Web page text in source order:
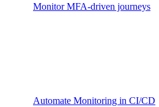
Monitor MFA-driven journeys
Automate Monitoring in CI/CD